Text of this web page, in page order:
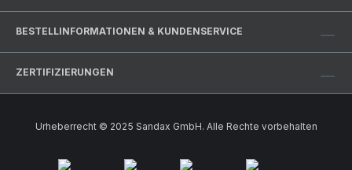
BESTELLINFORMATIONEN & KUNDENSERVICE
ZERTIFIZIERUNGEN
Urheberrecht © 2025 Sandax GmbH. Alle Rechte vorbehalten